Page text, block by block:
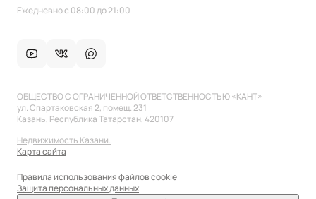
Ежедневно с 08:00 до 21:00
ОБЩЕСТВО С ОГРАНИЧЕННОЙ ОТВЕТСТВЕННОСТЬЮ «КАНТ»
ул. Спартаковская 2, помещ. 231
Казань, Республика Татарстан, 420107
Недвижимость Казани.
Карта сайта
Правила использования файлов cookie
Защита персональных данных